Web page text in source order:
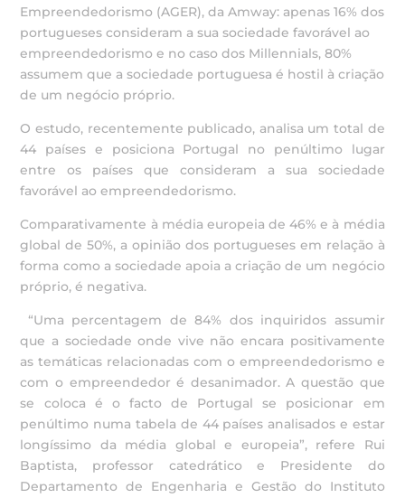
Empreendedorismo (AGER), da Amway: apenas 16% dos
portugueses consideram a sua sociedade favorável ao
empreendedorismo e no caso dos Millennials, 80%
assumem que a sociedade portuguesa é hostil à criação
de um negócio próprio.
O estudo, recentemente publicado, analisa um total de
44 países e posiciona Portugal no penúltimo lugar
entre os países que consideram a sua sociedade
favorável ao empreendedorismo.
Comparativamente à média europeia de 46% e à média
global de 50%, a opinião dos portugueses em relação à
forma como a sociedade apoia a criação de um negócio
próprio, é negativa.
“Uma percentagem de 84% dos inquiridos assumir
que a sociedade onde vive não encara positivamente
as temáticas relacionadas com o empreendedorismo e
com o empreendedor é desanimador. A questão que
se coloca é o facto de Portugal se posicionar em
penúltimo numa tabela de 44 países analisados e estar
longíssimo da média global e europeia”, refere Rui
Baptista, professor catedrático e Presidente do
Departamento de Engenharia e Gestão do Instituto